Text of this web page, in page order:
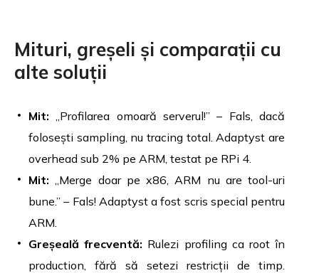
Mituri, greșeli și comparații cu
alte soluții
Mit: „Profilarea omoară serverul!” – Fals, dacă
folosești sampling, nu tracing total. Adaptyst are
overhead sub 2% pe ARM, testat pe RPi 4.
Mit: „Merge doar pe x86, ARM nu are tool-uri
bune.” – Fals! Adaptyst a fost scris special pentru
ARM.
Greșeală frecventă: Rulezi profiling ca root în
production, fără să setezi restricții de timp.